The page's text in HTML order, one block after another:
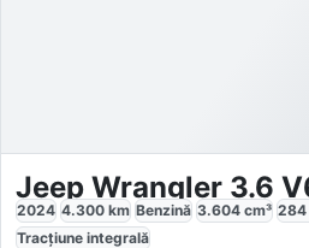
2024 4.300 km Benzină 3.604 cm³ 284
Tracțiune integrală